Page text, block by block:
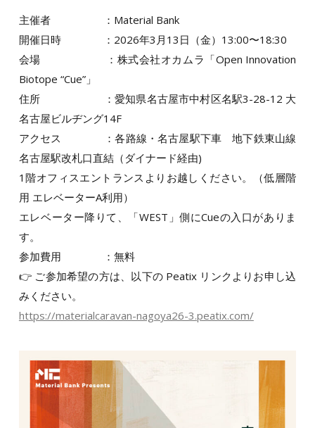
主催者 ：Material Bank
開催日時 ：2026年3月13日（金）13:00〜18:30
会場 ：株式会社オカムラ「Open Innovation
Biotope “Cue”」
住所 ：愛知県名古屋市中村区名駅3-28-12 大
名古屋ビルヂング14F
アクセス ：各路線・名古屋駅下車 地下鉄東山線
名古屋駅改札口直結（ダイナード経由)
1階オフィスエントランスよりお越しください。（低層階
用 エレベーターA利用）
エレベーター降りて、「WEST」側にCueの入口がありま
す。
参加費用 ：無料
👉 ご参加希望の方は、以下の Peatix リンクよりお申し込
みください。
https://materialcaravan-nagoya26-3.peatix.com/